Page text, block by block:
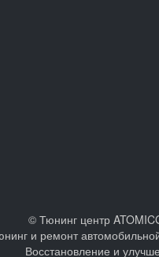
© Тюнинг центр
и ремонт
Восстановление и